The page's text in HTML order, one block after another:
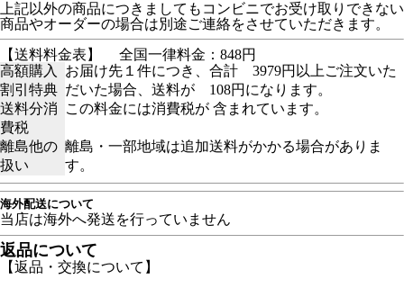
上記以外の商品につきましてもコンビニでお受け取りできない
商品やオーダーの場合は別途ご連絡をさせていただきます。
【送料料金表】
全国一律料金：848円
高額購入
割引特典
お届け先１件につき、合計 3979円以上ご注文いた
だいた場合、送料が 108円になります。
送料分消
費税
この料金には消費税が 含まれています。
離島他の
扱い
離島・一部地域は追加送料がかかる場合がありま
す。
海外配送について
当店は海外へ発送を行っていません
返品について
【返品・交換について】